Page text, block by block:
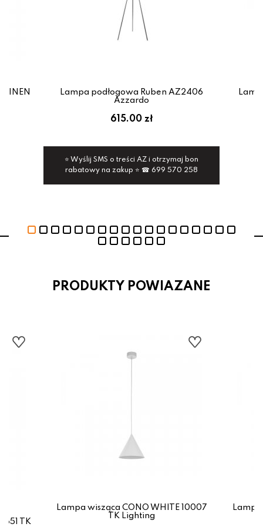
LINEN
Lampa podłogowa Ruben AZ2406
Azzardo
615.00 zł
⭐ Wyślij SMS o treści AZ i otrzymaj bon
rabatowy na zakup ⭐ ☎ 699 570 258
PRODUKTY POWIAZANE
TK
Lampa wisząca CONO WHITE 10007
TK Lighting